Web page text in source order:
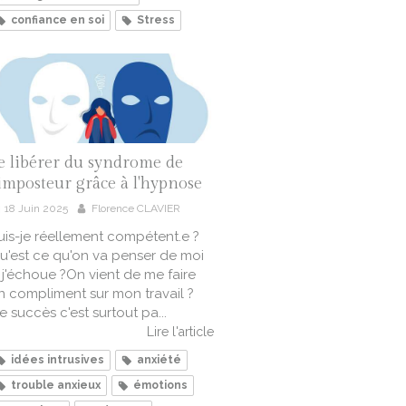
confiance en soi
Stress
libérer du syndrome de
grâce à l'hypnose
18 Juin 2025 Florence CLAVIER
je réellement compétent.e ?
ce qu'on va penser de moi
j'échoue ?On vient de me faire
compliment sur mon travail ?
succès c'est surtout pa...
Lire l'article
idées intrusives
anxiété
trouble anxieux
émotions